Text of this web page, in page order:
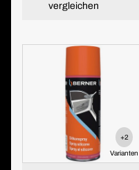
vergleichen
+2
Varianten